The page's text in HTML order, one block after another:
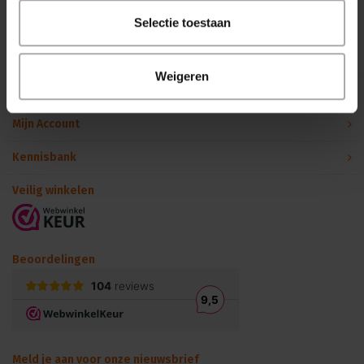
Selectie toestaan
Weigeren
Binnen 24 uur persoonlijk contact!
Klantenservice
Mijn Account
Kennisbank
Veilig winkelen
Beoordelingen
Meld je aan voor onze nieuwsbrief